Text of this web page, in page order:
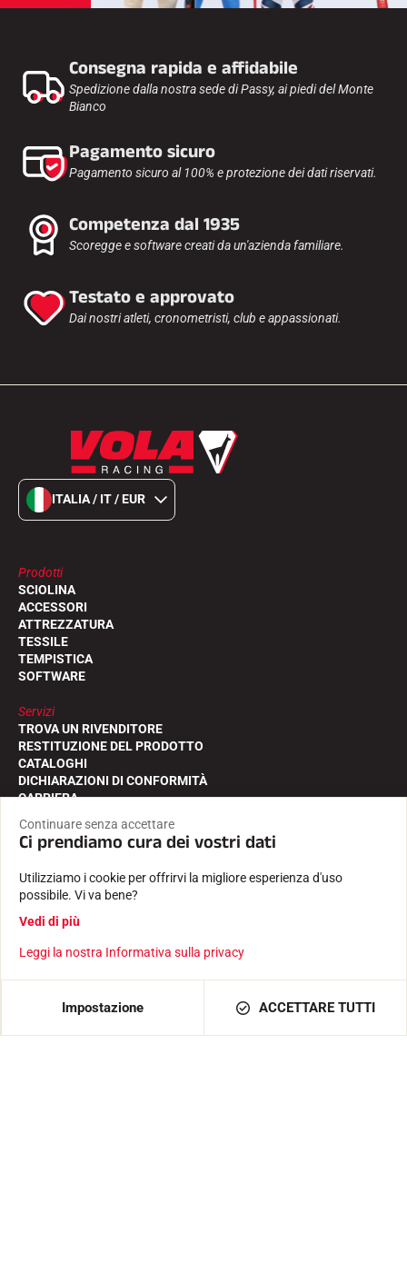
Consegna rapida e affidabile
Spedizione dalla nostra sede di Passy, ai piedi del Monte
Bianco
Pagamento sicuro
Pagamento sicuro al 100% e protezione dei dati riservati.
Competenza dal 1935
Scoregge e software creati da un'azienda familiare.
Testato e approvato
Dai nostri atleti, cronometristi, club e appassionati.
ITALIA / IT / EUR
Prodotti
SCIOLINA
ACCESSORI
ATTREZZATURA
TESSILE
TEMPISTICA
SOFTWARE
Servizi
TROVA UN RIVENDITORE
RESTITUZIONE DEL PRODOTTO
CATALOGHI
DICHIARAZIONI DI CONFORMITÀ
CARRIERA
La casa di VOLA
GLI ATLETI
L'IMPEGNO DELLA RSI
VOLA ADVICE
Seguiteci su
Continuare senza accettare
Ci prendiamo cura dei vostri dati
Utilizziamo i cookie per offrirvi la migliore esperienza d'uso
possibile. Vi va bene?
Vedi di più
Leggi la nostra Informativa sulla privacy
Impostazione ACCETTARE TUTTI